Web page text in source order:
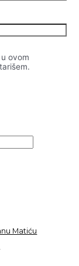
ovom
Matiću